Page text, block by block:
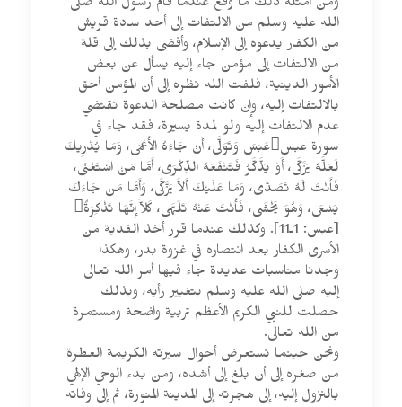
ومن أمثلة ذلك ما وقع عندما قام رسول الله صلى
الله عليه وسلم من الالتفات إلى أحد سادة قريش
من الكفار يدعوه إلى الإسلام، وأفضى بذلك إلى قلة
من الالتفات إلى مؤمن جاء إليه يسأل عن بعض
الأمور الدينية، فلفت الله نظره إلى أن المؤمن أحق
بالالتفات إليه، وإن كانت مصلحة الدعوة تقتضي
عدم الالتفات إليه ولو لمدة يسيرة، فقد جاء في
سورة عبسعَبَسَ وَتَوَلَّى، أَنْ جَاءَهُ الأَعْمَى، وَمَا يُدْرِيكَ
لَعَلَّهُ يَزَّكَّى، أَوْ يَذَّكَّرُ فَتَنْفَعَهُ الذِّكْرَى، أَمَّا مَنْ اسْتَغْنَى،
فَأَنْتَ لَهُ تَصَدَّى، وَمَا عَلَيْكَ أَلاَّ يَزَّكَّى، وَأَمَّا مَنْ جَاءَكَ
يَسْعَى، وَهُوَ يَخْشَى، فَأَنْتَ عَنْهُ تَلَهَّى، كَلاَّ إِنَّهَا تَذْكِرَةٌ
[عبس: 1ـ11]. وكذلك عندما قرر أخذ الفدية من
الأسرى الكفار بعد انتصاره في غزوة بدر، وهكذا
وجدنا مناسبات عديدة جاء فيها أمر الله تعالى
إليه صلى الله عليه وسلم بتغيير رأيه، وبذلك
حصلت للنبي الكريم الأعظم تربية واضحة ومستمرة
من الله تعالى.
ونحن حينما نستعرض أحوال سيرته الكريمة العطرة
من صغره إلى أن بلغ إلى أشده، ومن بدء الوحي الإلهي
بالنزول إليه، إلى هجرته إلى المدينة المنورة، ثم إلى وفاته